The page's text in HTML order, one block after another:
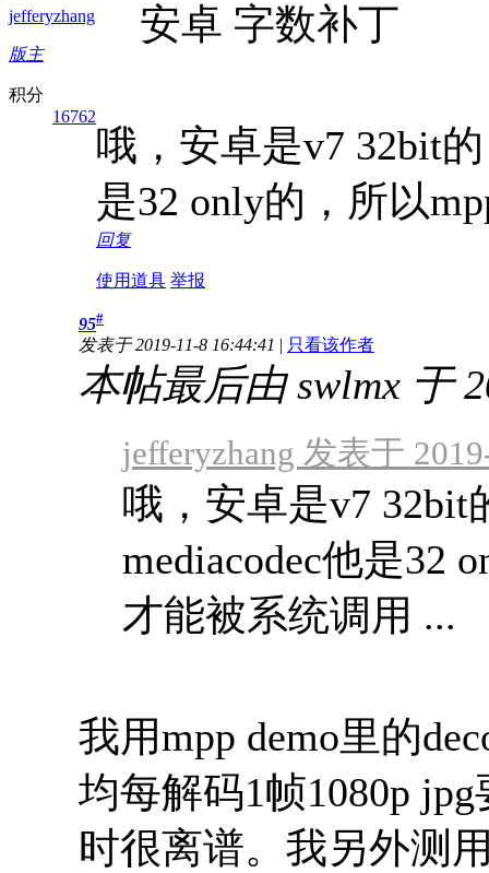
jefferyzhang
版主
积分
16762
安卓 字数补丁
哦，安卓是v7 32bit
是32 only的，所以
回复
使用道具 举报
95#
发表于 2019-11-8 16:44:41 | 只看该作者
本帖最后由 swlmx 于
jefferyzhang 发表于
哦，安卓是v7
mediacodec他是32
才能被系统调用 ...
我用mpp demo里的
均每解码1帧1080p
时很离谱。我另外测